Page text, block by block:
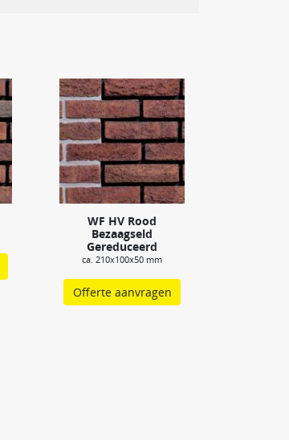
WF HV Rood
Bezaagseld
Gereduceerd
ca. 210x100x50 mm
Offerte aanvragen